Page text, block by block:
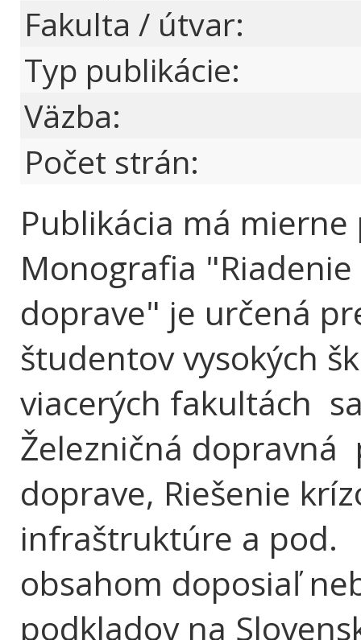
Fakulta / útvar:
Typ publikácie:
Väzba:
Počet strán:
Publikácia má
Monografia
doprave" je určená
študentov vysokých
viacerých fakultách
Železničná dopravná
doprave, Riešenie
infraštruktúre a
obsahom doposiaľ
podkladov na